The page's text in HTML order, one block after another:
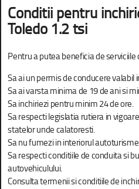
Conditii pentru
Toledo 1.2 tsi
Pentru a putea beneficia de
Sa ai un permis de conducere valabil
Sa ai varsta minima de 19 de ani si
Sa inchiriezi pentru minim 24 de ore.
Sa respecti legislatia rutiera in
statelor unde calatoresti.
Sa nu fumezi in interiorul
Sa respecti conditiile de conduita si
autovehiculului.
Consulta termenii si conditiile de